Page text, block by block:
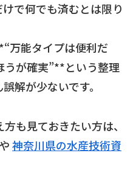
で何でも済むとは限り
万能タイプは便利だ
うが確実”**という整理
解が少ないです。
も見ておきたい方は、
や神奈川県の水産技術資